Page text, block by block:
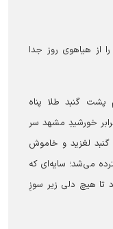
از هیاهوی روز جدا
پشت گنبد طلا پناه
خورشیدِ مشهد سر
گنبد لغزید و خاموش
می‌شد؛ سایه‌ای که
تا هیچ دلی زیر سوزِ